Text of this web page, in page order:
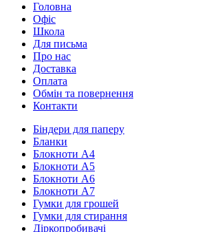
Головна
Офіс
Школа
Для письма
Про нас
Доставка
Оплата
Обмін та повернення
Контакти
Біндери для паперу
Бланки
Блокноти А4
Блокноти А5
Блокноти А6
Блокноти А7
Гумки для грошей
Гумки для стирання
Діркопробивачі